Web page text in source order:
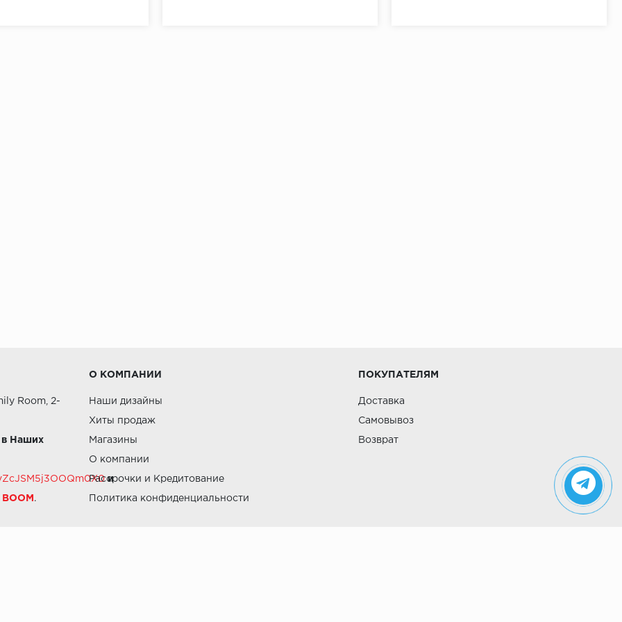
Room, 2-
в Наших
и
.
О КОМПАНИИ
Наши дизайны
Хиты продаж
Магазины
О компании
Рассрочки и Кредитование
Политика конфиденциальности
ПОКУПАТЕЛЯМ
Доставка
Самовывоз
Возврат